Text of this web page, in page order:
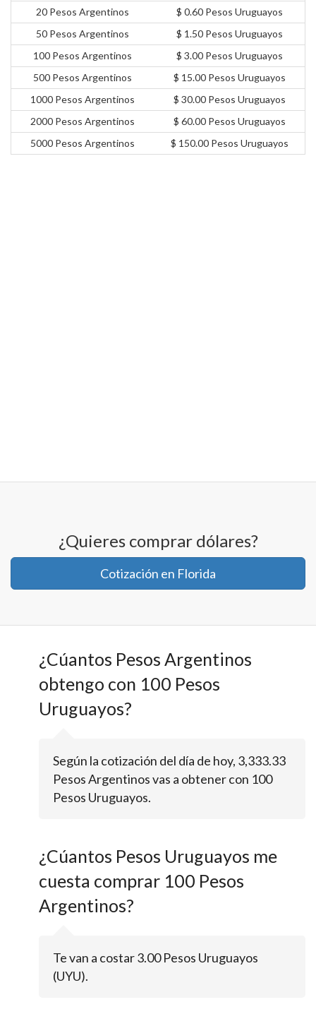
20 Pesos Argentinos
$ 0.60 Pesos Uruguayos
50 Pesos Argentinos
$ 1.50 Pesos Uruguayos
100 Pesos Argentinos
$ 3.00 Pesos Uruguayos
500 Pesos Argentinos
$ 15.00 Pesos Uruguayos
1000 Pesos Argentinos
$ 30.00 Pesos Uruguayos
2000 Pesos Argentinos
$ 60.00 Pesos Uruguayos
5000 Pesos Argentinos
$ 150.00 Pesos Uruguayos
¿Quieres comprar dólares?
Cotización en Florida
¿Cúantos Pesos Argentinos
obtengo con 100 Pesos
Uruguayos?
Según la cotización del día de hoy, 3,333.33
Pesos Argentinos vas a obtener con 100
Pesos Uruguayos.
¿Cúantos Pesos Uruguayos me
cuesta comprar 100 Pesos
Argentinos?
Te van a costar 3.00 Pesos Uruguayos
(UYU).